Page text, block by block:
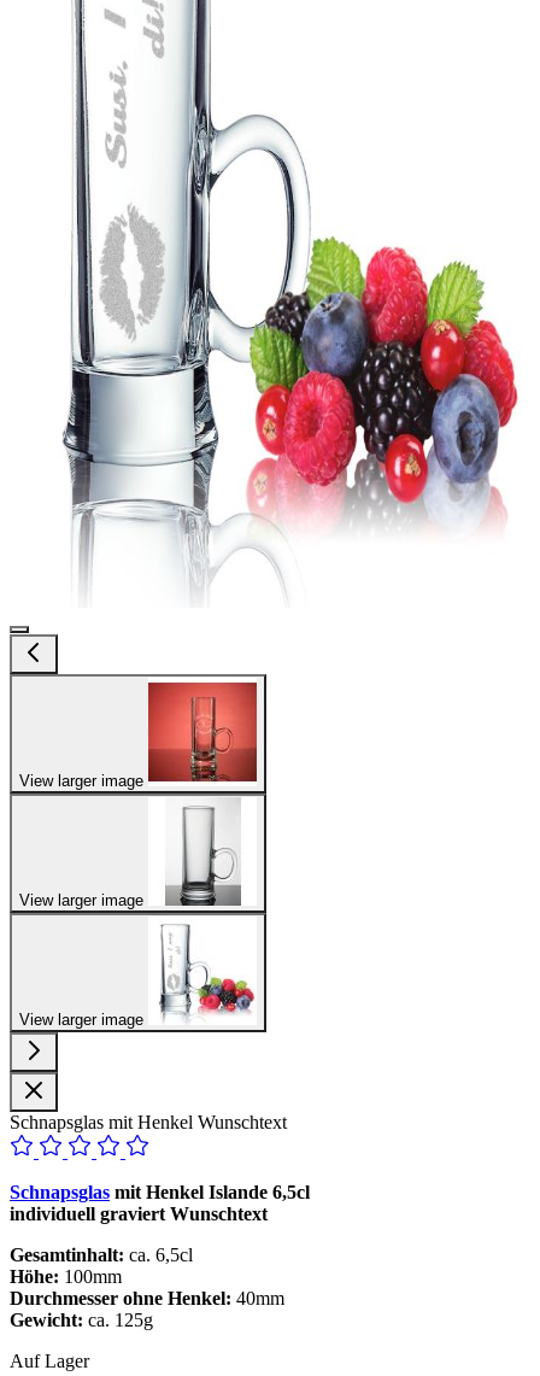
View larger image
View larger image
View larger image
Schnapsglas mit Henkel Wunschtext
Schnapsglas mit Henkel Islande 6,5cl
individuell graviert Wunschtext
Gesamtinhalt: ca. 6,5cl
Höhe: 100mm
Durchmesser ohne Henkel: 40mm
Gewicht: ca. 125g
Auf Lager